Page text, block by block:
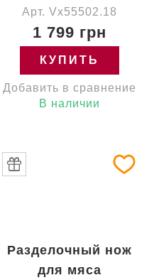
Арт. Vx55502.18
1 799 грн
КУПИТЬ
Добавить в сравнение
В наличии
Разделочный нож
для мяса